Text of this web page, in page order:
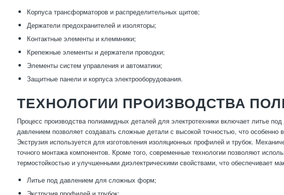
Корпуса трансформаторов и распределительных щитов;
Держатели предохранителей и изоляторы;
Контактные элементы и клеммники;
Крепежные элементы и держатели проводки;
Элементы систем управления и автоматики;
Защитные панели и корпуса электрооборудования.
ТЕХНОЛОГИИ ПРОИЗВОДСТВА
Процесс производства полиамидных деталей для электротехники включает литье
давлением позволяет создавать сложные детали с высокой точностью, что
Экструзия используется для изготовления изоляционных профилей и трубок.
точного монтажа компонентов. Кроме того, современные технологии позволяют
термостойкостью и улучшенными диэлектрическими свойствами, что обеспечивает
Литье под давлением для сложных форм;